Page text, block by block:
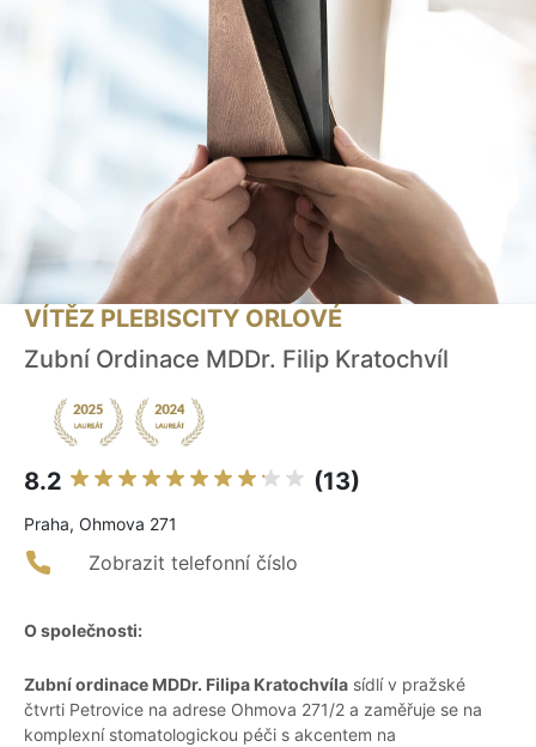
VÍTĚZ PLEBISCITY ORLOVÉ
Zubní Ordinace MDDr. Filip Kratochvíl
8.2 (13)
Praha, Ohmova 271
Zobrazit telefonní číslo
O společnosti:
Zubní ordinace MDDr. Filipa Kratochvíla sídlí v pražské
čtvrti Petrovice na adrese Ohmova 271/2 a zaměřuje se na
komplexní stomatologickou péči s akcentem na